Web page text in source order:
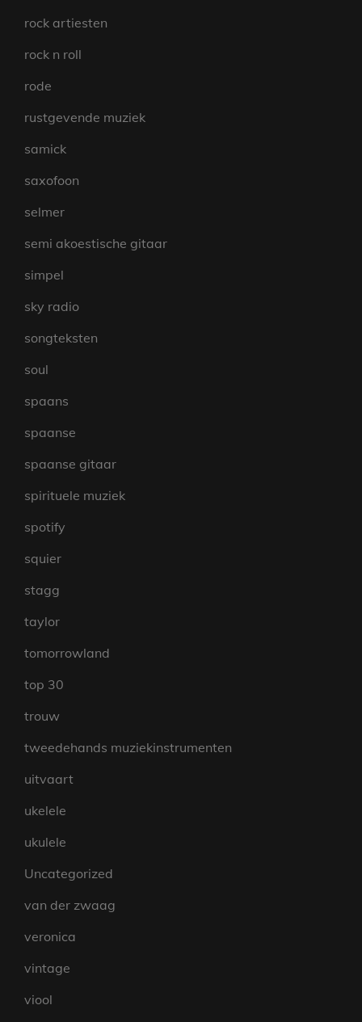
rock artiesten
rock n roll
rode
rustgevende muziek
samick
saxofoon
selmer
semi akoestische gitaar
simpel
sky radio
songteksten
soul
spaans
spaanse
spaanse gitaar
spirituele muziek
spotify
squier
stagg
taylor
tomorrowland
top 30
trouw
tweedehands muziekinstrumenten
uitvaart
ukelele
ukulele
Uncategorized
van der zwaag
veronica
vintage
viool